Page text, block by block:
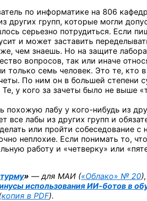
по информатике на 806
других групп, которые могли
серьезно потрудиться. Если
и может заставить
чем знаешь. Но на защите
вопросов, так или иначе
только семь человек. Это те, кто
По ним он в большей степени
у кого за зачеты было не выше
похожую лабу у кого-нибудь из
все лабы из других групп и
или пройти собеседование с
неплохие. Если понимать то,
работу и «четверку» или
» — для МАИ («Облако» № 20
использования ИИ-ботов в
копия в PDF).